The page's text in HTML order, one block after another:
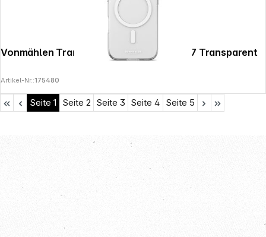
Vonmählen Transparent Case 2 iPhone 17 Transparent
Artikel-Nr.:175480
Seite 1 Seite 2 Seite 3 Seite 4 Seite 5